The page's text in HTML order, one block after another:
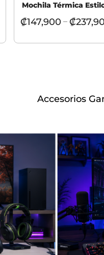
Mochila Térmica
M15
₡147,900– ₡
Accesorios